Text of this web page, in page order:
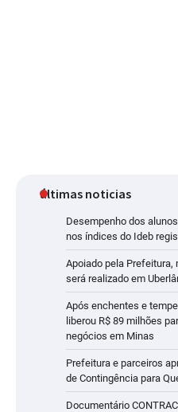
últimas noticias
Desempenho dos
nos índices do Ideb
Apoiado pela Prefeitura,
será realizado em
Após enchentes e
liberou R$ 89 milhões
negócios em Minas
Prefeitura e parceiros
de Contingência para
Documentário